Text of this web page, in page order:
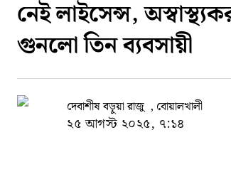
নেই লাইসেন্স,
গুনলো তিন ব্যবসায়ী
দেবাশীষ বড়ুয়া রাজু , বোয়ালখালী
২৫ আগস্ট ২০২৫, ৭:১৪